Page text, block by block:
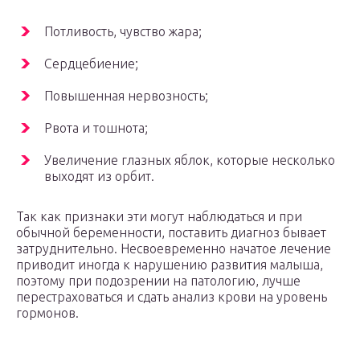
Потливость, чувство жара;
Сердцебиение;
Повышенная нервозность;
Рвота и тошнота;
Увеличение глазных яблок, которые несколько
выходят из орбит.
Так как признаки эти могут наблюдаться и при
обычной беременности, поставить диагноз бывает
затруднительно. Несвоевременно начатое лечение
приводит иногда к нарушению развития малыша,
поэтому при подозрении на патологию, лучше
перестраховаться и сдать анализ крови на уровень
гормонов.